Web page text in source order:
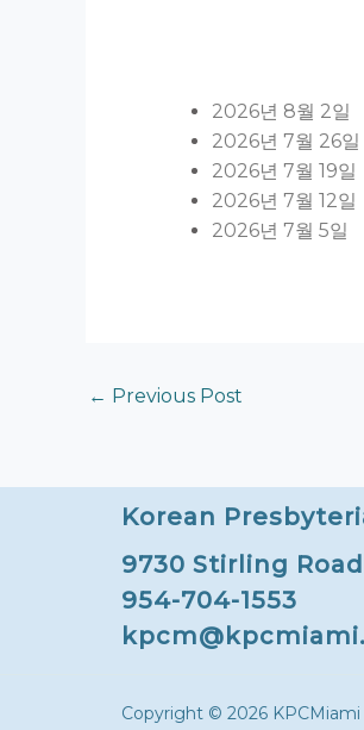
2026년 8월 2일
2026년 7월 26일
2026년 7월 19일
2026년 7월 12일
2026년 7월 5일
← Previous Post
Korean
9730 Stirling
954-704-1553
Copyright © 2026